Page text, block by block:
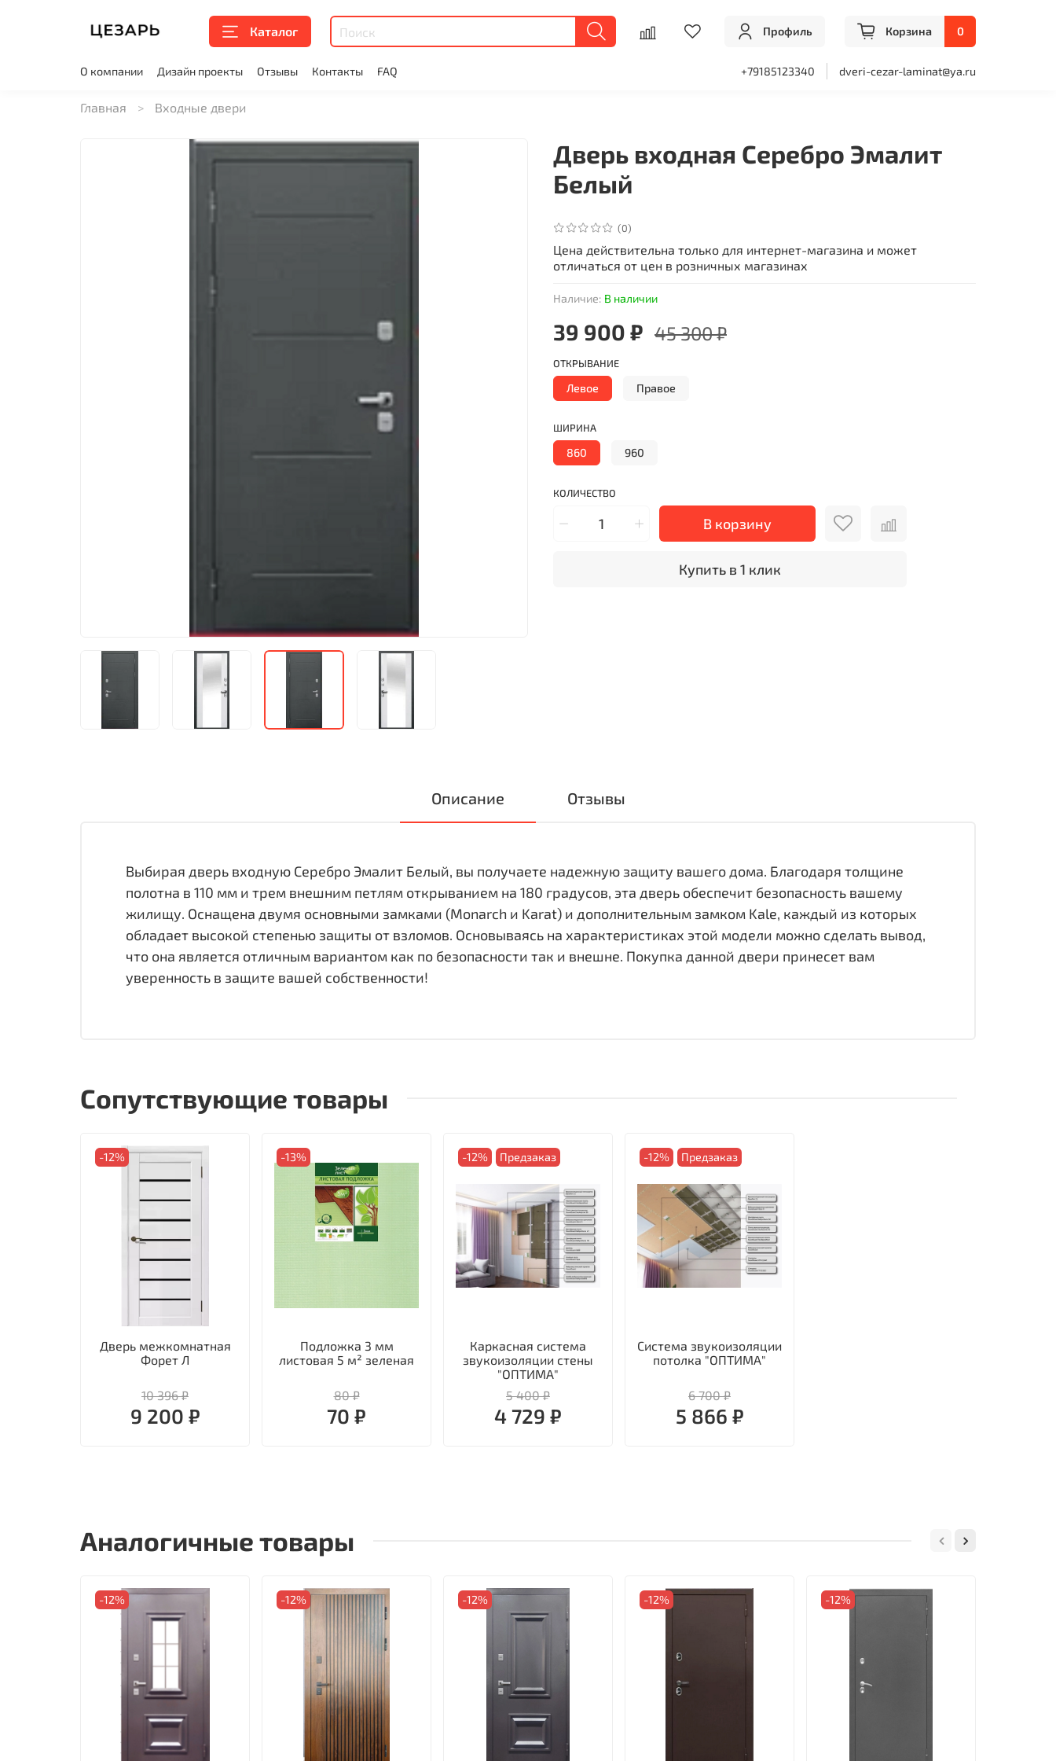
Каталог Профиль Корзина 0
О компании Дизайн проекты Отзывы Контакты FAQ +79185123340 dveri-cezar-laminat@ya.ru
Главная Входные двери
(0)
Наличие: В наличии
Дверь входная Серебро Эмалит
Белый
39 900 ₽ 45 300 ₽
КОЛИЧЕСТВО
В корзину
Купить в 1 клик
ОТКРЫВАНИЕ
Левое Правое
ШИРИНА
860 960
Цена действительна только для интернет-магазина и может
отличаться от цен в розничных магазинах
Описание Отзывы
Выбирая дверь входную Серебро Эмалит Белый, вы получаете надежную защиту вашего дома. Благодаря толщине
полотна в 110 мм и трем внешним петлям открыванием на 180 градусов, эта дверь обеспечит безопасность вашему
жилищу. Оснащена двумя основными замками (Monarch и Karat) и дополнительным замком Kale, каждый из которых
обладает высокой степенью защиты от взломов. Основываясь на характеристиках этой модели можно сделать вывод,
что она является отличным вариантом как по безопасности так и внешне. Покупка данной двери принесет вам
уверенность в защите вашей собственности!
Сопутствующие товары
-12%
Дверь межкомнатная
Форет Л
10 396 ₽
9 200 ₽
-13%
Подложка 3 мм
листовая 5 м² зеленая
80 ₽
70 ₽
-12% Предзаказ
Каркасная система
звукоизоляции стены
"ОПТИМА"
5 400 ₽
4 729 ₽
-12% Предзаказ
Система звукоизоляции
потолка "ОПТИМА"
6 700 ₽
5 866 ₽
Аналогичные товары
-12% -12% -12% -12% -12%